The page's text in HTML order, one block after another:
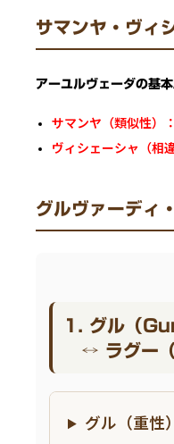
サマンヤ・ヴィ
アーユルヴェーダの基本
サマンヤ（類似性）
ヴィシェーシャ（相
グルヴァーディ
1. グル（
↔ ラグー
グル（重性）